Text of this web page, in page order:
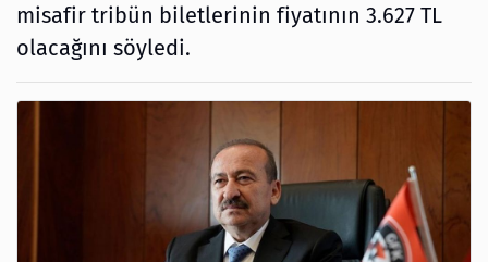
misafir tribün biletlerinin fiyatının 3.627 TL
olacağını söyledi.